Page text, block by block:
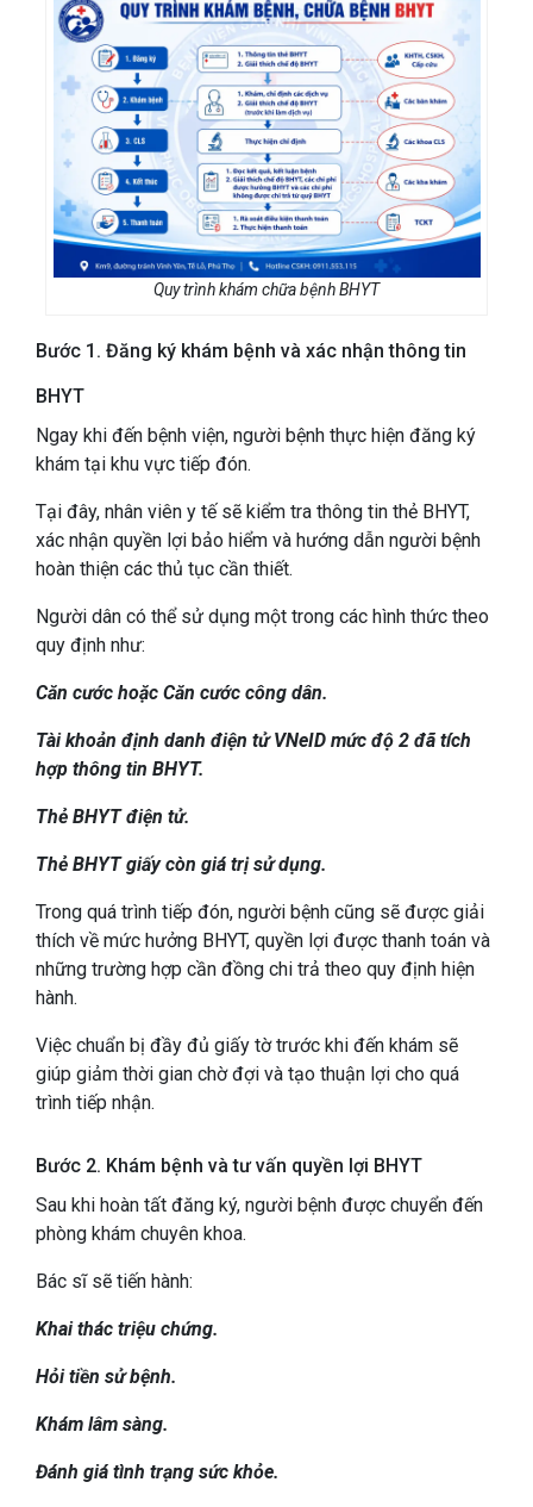
Quy trình khám chữa bệnh BHYT
Bước 1. Đăng ký khám bệnh và xác nhận thông tin
BHYT
Ngay khi đến bệnh viện, người bệnh thực hiện đăng ký
khám tại khu vực tiếp đón.
Tại đây, nhân viên y tế sẽ kiểm tra thông tin thẻ BHYT,
xác nhận quyền lợi bảo hiểm và hướng dẫn người bệnh
hoàn thiện các thủ tục cần thiết.
Người dân có thể sử dụng một trong các hình thức theo
quy định như:
Căn cước hoặc Căn cước công dân.
Tài khoản định danh điện tử VNeID mức độ 2 đã tích
hợp thông tin BHYT.
Thẻ BHYT điện tử.
Thẻ BHYT giấy còn giá trị sử dụng.
Trong quá trình tiếp đón, người bệnh cũng sẽ được giải
thích về mức hưởng BHYT, quyền lợi được thanh toán và
những trường hợp cần đồng chi trả theo quy định hiện
hành.
Việc chuẩn bị đầy đủ giấy tờ trước khi đến khám sẽ
giúp giảm thời gian chờ đợi và tạo thuận lợi cho quá
trình tiếp nhận.
Bước 2. Khám bệnh và tư vấn quyền lợi BHYT
Sau khi hoàn tất đăng ký, người bệnh được chuyển đến
phòng khám chuyên khoa.
Bác sĩ sẽ tiến hành:
Khai thác triệu chứng.
Hỏi tiền sử bệnh.
Khám lâm sàng.
Đánh giá tình trạng sức khỏe.